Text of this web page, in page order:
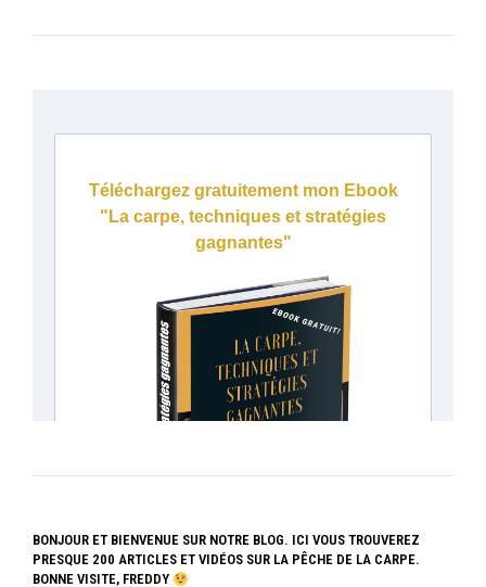
BONJOUR ET BIENVENUE SUR NOTRE BLOG. ICI VOUS TROUVEREZ
PRESQUE 200 ARTICLES ET VIDÉOS SUR LA PÊCHE DE LA CARPE.
BONNE VISITE, FREDDY